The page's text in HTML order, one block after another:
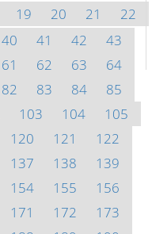
19 20 21
22
40 41 42
43
61 62 63
64
82 83 84
85
103 104
105
120 121
122
137 138
139
154 155
156
171 172
173